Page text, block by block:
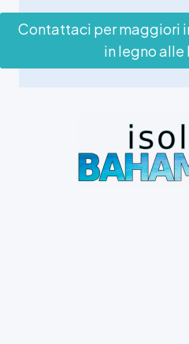
Contattaci per maggiori
in legno alle